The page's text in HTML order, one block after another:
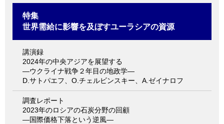
特集
世界需給に影響を及ぼすユーラシアの資源
講演録
2024年の中央アジアを展望する
―ウクライナ戦争２年目の地政学―
D.サトパエフ、O.チェルビンスキー、A.ゼイナロフ
調査レポート
2023年のロシアの石炭分野の回顧
―国際価格下落という逆風―